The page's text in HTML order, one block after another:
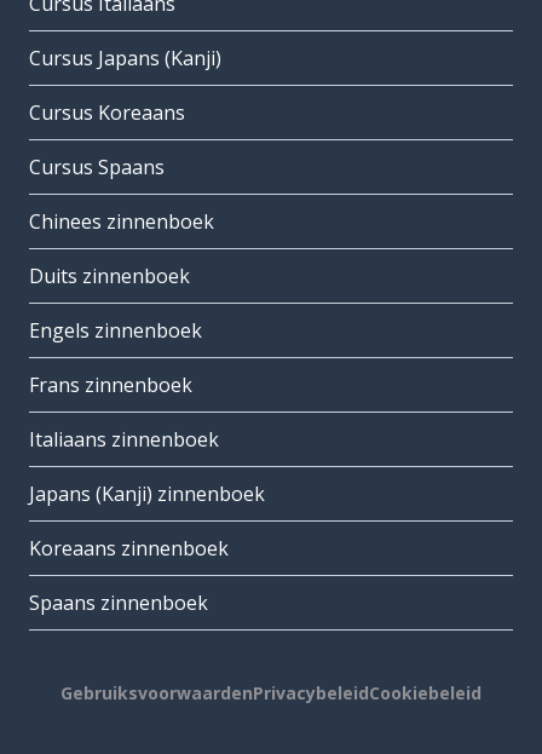
Cursus Japans (Kanji)
Cursus Koreaans
Cursus Spaans
Chinees zinnenboek
Duits zinnenboek
Engels zinnenboek
Frans zinnenboek
Italiaans zinnenboek
Japans (Kanji) zinnenboek
Koreaans zinnenboek
Spaans zinnenboek
GebruiksvoorwaardenPrivacybeleidCookiebeleid